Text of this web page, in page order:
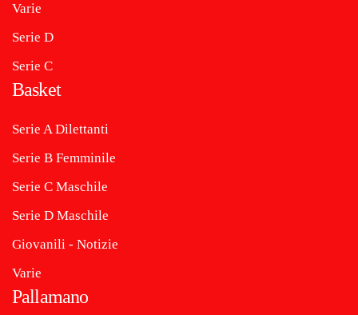
Varie
Serie D
Serie C
Basket
Serie A Dilettanti
Serie B Femminile
Serie C Maschile
Serie D Maschile
Giovanili - Notizie
Varie
Pallamano